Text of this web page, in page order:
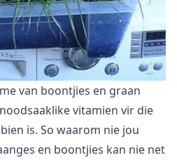
van boontjies en graan
vitamien vir die
is. So waarom nie jou
en boontjies kan nie net